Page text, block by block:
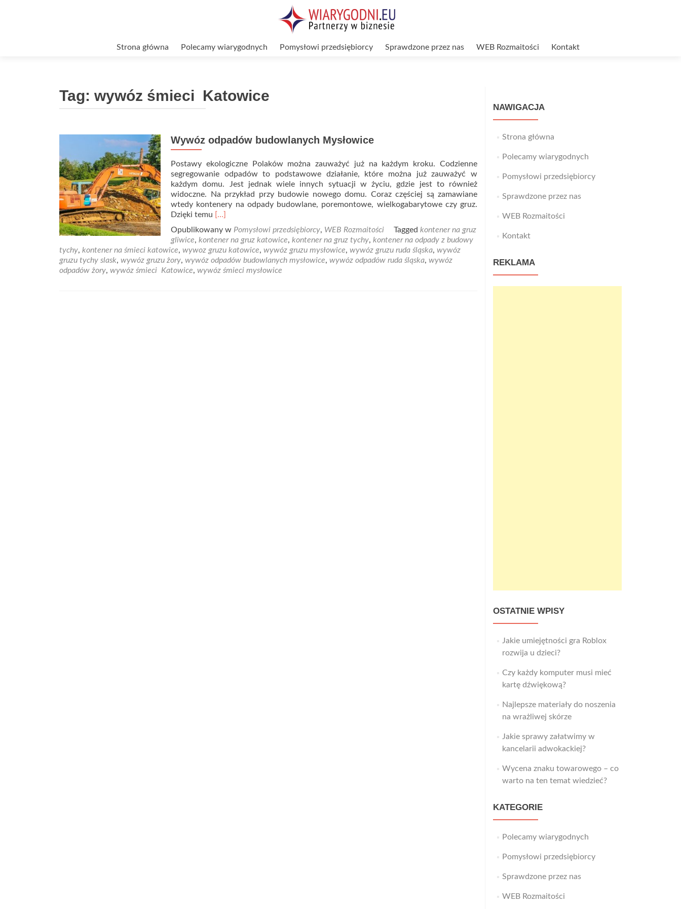
Strona główna Polecamy wiarygodnych Pomysłowi przedsiębiorcy Sprawdzone przez nas WEB Rozmaitości Kontakt
Tag: wywóz śmieci Katowice
Wywóz odpadów budowlanych Mysłowice
Postawy ekologiczne Polaków można zauważyć już na każdym kroku. Codzienne
segregowanie odpadów to podstawowe działanie, które można już zauważyć w
każdym domu. Jest jednak wiele innych sytuacji w życiu, gdzie jest to również
widoczne. Na przykład przy budowie nowego domu. Coraz częściej są zamawiane
wtedy kontenery na odpady budowlane, poremontowe, wielkogabarytowe czy gruz.
Dzięki temu Read
about
Wywóz
odpadów
budowlanych
Mysłowice
[…]
Opublikowany w Pomysłowi przedsiębiorcy, WEB Rozmaitości Tagged kontener na gruz
gliwice, kontener na gruz katowice, kontener na gruz tychy, kontener na odpady z budowy
tychy, kontener na śmieci katowice, wywoz gruzu katowice, wywóz gruzu mysłowice, wywóz gruzu ruda śląska, wywóz
gruzu tychy slask, wywóz gruzu żory, wywóz odpadów budowlanych mysłowice, wywóz odpadów ruda śląska, wywóz
odpadów żory, wywóz śmieci Katowice, wywóz śmieci mysłowice
NAWIGACJA
Strona główna
Polecamy wiarygodnych
Pomysłowi przedsiębiorcy
Sprawdzone przez nas
WEB Rozmaitości
Kontakt
REKLAMA
OSTATNIE WPISY
Jakie umiejętności gra Roblox
rozwija u dzieci?
Czy każdy komputer musi mieć
kartę dźwiękową?
Najlepsze materiały do noszenia
na wrażliwej skórze
Jakie sprawy załatwimy w
kancelarii adwokackiej?
Wycena znaku towarowego – co
warto na ten temat wiedzieć?
KATEGORIE
Polecamy wiarygodnych
Pomysłowi przedsiębiorcy
Sprawdzone przez nas
WEB Rozmaitości